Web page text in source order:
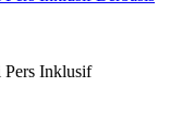
Pers Inklusif